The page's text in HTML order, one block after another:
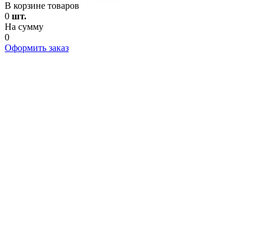
В корзине товаров
0 шт.
На сумму
0
Оформить заказ